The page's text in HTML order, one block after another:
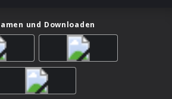
und Downloaden